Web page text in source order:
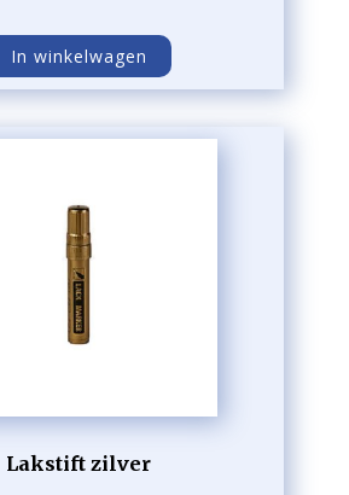
In winkelwagen
Lakstift zilver